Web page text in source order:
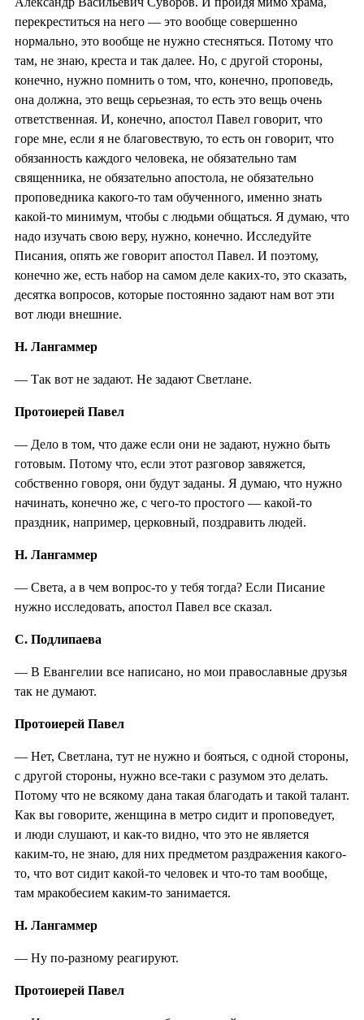
перекреститься на него — это вообще совершенно
нормально, это вообще не нужно стесняться. Потому что
там, не знаю, креста и так далее. Но, с другой стороны,
конечно, нужно помнить о том, что, конечно, проповедь,
она должна, это вещь серьезная, то есть это вещь очень
ответственная. И, конечно, апостол Павел говорит, что
горе мне, если я не благовествую, то есть он говорит, что
обязанность каждого человека, не обязательно там
священника, не обязательно апостола, не обязательно
проповедника какого-то там обученного, именно знать
какой-то минимум, чтобы с людьми общаться. Я думаю, что
надо изучать свою веру, нужно, конечно. Исследуйте
Писания, опять же говорит апостол Павел. И поэтому,
конечно же, есть набор на самом деле каких-то, это сказать,
десятка вопросов, которые постоянно задают нам вот эти
вот люди внешние.
Н. Лангаммер
— Так вот не задают. Не задают Светлане.
Протоиерей Павел
— Дело в том, что даже если они не задают, нужно быть
готовым. Потому что, если этот разговор завяжется,
собственно говоря, они будут заданы. Я думаю, что нужно
начинать, конечно же, с чего-то простого — какой-то
праздник, например, церковный, поздравить людей.
Н. Лангаммер
— Света, а в чем вопрос-то у тебя тогда? Если Писание
нужно исследовать, апостол Павел все сказал.
С. Подлипаева
— В Евангелии все написано, но мои православные друзья
так не думают.
Протоиерей Павел
— Нет, Светлана, тут не нужно и бояться, с одной стороны,
с другой стороны, нужно все-таки с разумом это делать.
Потому что не всякому дана такая благодать и такой талант.
Как вы говорите, женщина в метро сидит и проповедует,
и люди слушают, и как-то видно, что это не является
каким-то, не знаю, для них предметом раздражения какого-
то, что вот сидит какой-то человек и что-то там вообще,
там мракобесием каким-то занимается.
Н. Лангаммер
— Ну по-разному реагируют.
Протоиерей Павел